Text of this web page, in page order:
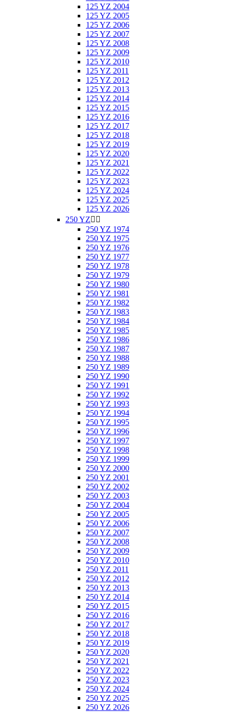
125 YZ 2004
125 YZ 2005
125 YZ 2006
125 YZ 2007
125 YZ 2008
125 YZ 2009
125 YZ 2010
125 YZ 2011
125 YZ 2012
125 YZ 2013
125 YZ 2014
125 YZ 2015
125 YZ 2016
125 YZ 2017
125 YZ 2018
125 YZ 2019
125 YZ 2020
125 YZ 2021
125 YZ 2022
125 YZ 2023
125 YZ 2024
125 YZ 2025
125 YZ 2026
250 YZ 
250 YZ 1974
250 YZ 1975
250 YZ 1976
250 YZ 1977
250 YZ 1978
250 YZ 1979
250 YZ 1980
250 YZ 1981
250 YZ 1982
250 YZ 1983
250 YZ 1984
250 YZ 1985
250 YZ 1986
250 YZ 1987
250 YZ 1988
250 YZ 1989
250 YZ 1990
250 YZ 1991
250 YZ 1992
250 YZ 1993
250 YZ 1994
250 YZ 1995
250 YZ 1996
250 YZ 1997
250 YZ 1998
250 YZ 1999
250 YZ 2000
250 YZ 2001
250 YZ 2002
250 YZ 2003
250 YZ 2004
250 YZ 2005
250 YZ 2006
250 YZ 2007
250 YZ 2008
250 YZ 2009
250 YZ 2010
250 YZ 2011
250 YZ 2012
250 YZ 2013
250 YZ 2014
250 YZ 2015
250 YZ 2016
250 YZ 2017
250 YZ 2018
250 YZ 2019
250 YZ 2020
250 YZ 2021
250 YZ 2022
250 YZ 2023
250 YZ 2024
250 YZ 2025
250 YZ 2026